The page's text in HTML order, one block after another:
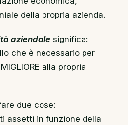
della propria azienda.
aziendale significa:
che è necessario per
alla propria
due cose:
assetti in funzione della